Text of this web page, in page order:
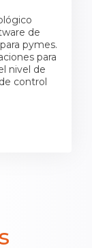
de
pymes.
para
nivel de
control